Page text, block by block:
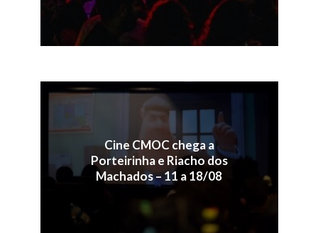
Cine CMOC chega a
Porteirinha e Riacho dos
Machados – 11 a 18/08